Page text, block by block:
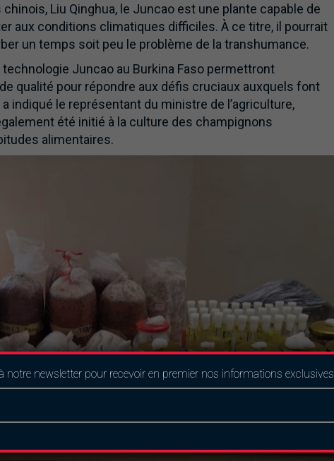
Liu Qinghua, le Juncao est une plante capable de
aux conditions climatiques difficiles. À ce titre, il pourrait
un temps soit peu le problème de la transhumance.
technologie Juncao au Burkina Faso permettront
qualité pour répondre aux défis cruciaux auxquels font
indiqué le représentant du ministre de l’agriculture,
été initié à la culture des champignons
alimentaires.
notre newsletter pour recevoir en premier nos informations exclusives